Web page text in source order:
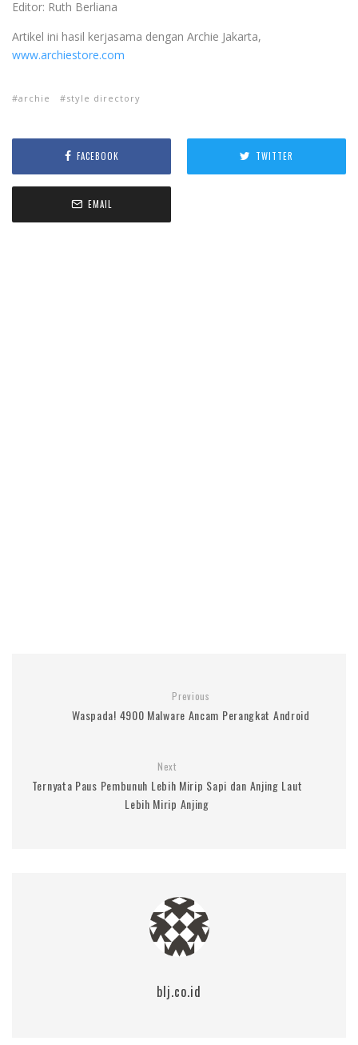
Editor: Ruth Berliana
Artikel ini hasil kerjasama dengan Archie Jakarta,
www.archiestore.com
archie style directory
FACEBOOK TWITTER
EMAIL
Previous
Waspada! 4900 Malware Ancam Perangkat Android
Next
Ternyata Paus Pembunuh Lebih Mirip Sapi dan Anjing Laut
Lebih Mirip Anjing
blj.co.id